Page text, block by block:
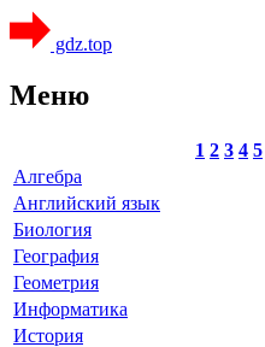
gdz.top
Меню
1 2 3 4 5
Алгебра
Английский язык
Биология
География
Геометрия
Информатика
История